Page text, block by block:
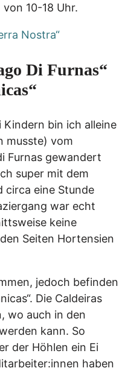
10-18 Uhr.
Nostra“
Di Furnas“
Kindern bin ich alleine
musste) vom
Furnas gewandert
super mit dem
circa eine Stunde
war echt
keine
Seiten Hortensien
jedoch befinden
Die Caldeiras
wo auch in den
kann. So
der Höhlen ein Ei
haben